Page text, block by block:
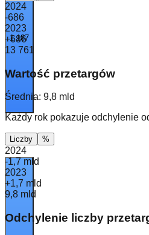
1 187
2024
-686
2023
+686
13 761
Wartość przetargów
Średnia: 9,8 mld
Każdy rok pokazuje odchylenie
Liczby %
2024
-1,7 mld
2023
+1,7 mld
9,8 mld
Odchylenie liczby